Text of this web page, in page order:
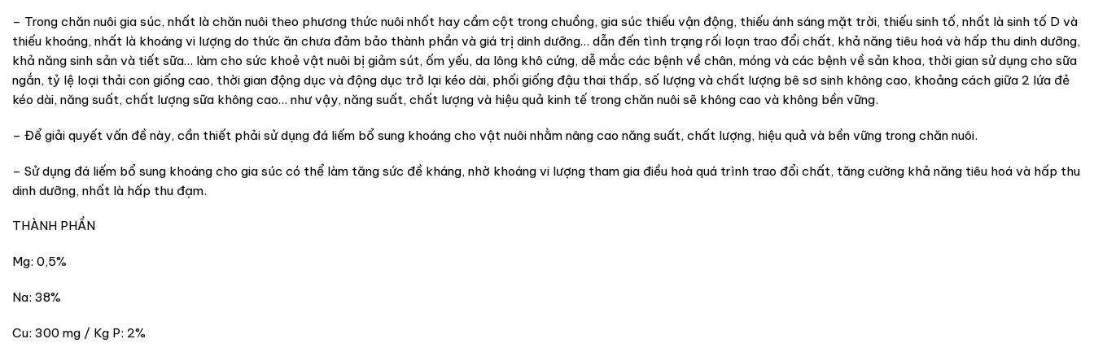
– Trong chăn nuôi gia súc, nhất là chăn nuôi theo phương thức nuôi nhốt hay cầm cột trong chuồng, gia súc thiếu vận động, thiếu ánh sáng mặt trời, thiếu sinh tố, nhất là sinh tố D và
thiếu khoáng, nhất là khoáng vi lượng do thức ăn chưa đảm bảo thành phần và giá trị dinh dưỡng… dẫn đến tình trạng rối loạn trao đổi chất, khả năng tiêu hoá và hấp thu dinh dưỡng,
khả năng sinh sản và tiết sữa… làm cho sức khoẻ vật nuôi bị giảm sút, ốm yếu, da lông khô cứng, dễ mắc các bệnh về chân, móng và các bệnh về sản khoa, thời gian sử dụng cho sữa
ngắn, tỷ lệ loại thải con giống cao, thời gian động dục và động dục trở lại kéo dài, phối giống đậu thai thấp, số lượng và chất lượng bê sơ sinh không cao, khoảng cách giữa 2 lứa đẻ
kéo dài, năng suất, chất lượng sữa không cao… như vậy, năng suất, chất lượng và hiệu quả kinh tế trong chăn nuôi sẽ không cao và không bền vững.
– Để giải quyết vấn đề này, cần thiết phải sử dụng đá liếm bổ sung khoáng cho vật nuôi nhằm nâng cao năng suất, chất lượng, hiệu quả và bền vững trong chăn nuôi.
– Sử dụng đá liếm bổ sung khoáng cho gia súc có thể làm tăng sức đề kháng, nhờ khoáng vi lượng tham gia điều hoà quá trình trao đổi chất, tăng cường khả năng tiêu hoá và hấp thu
dinh dưỡng, nhất là hấp thu đạm.
THÀNH PHẦN
Mg: 0,5%
Na: 38%
Cu: 300 mg / Kg P: 2%